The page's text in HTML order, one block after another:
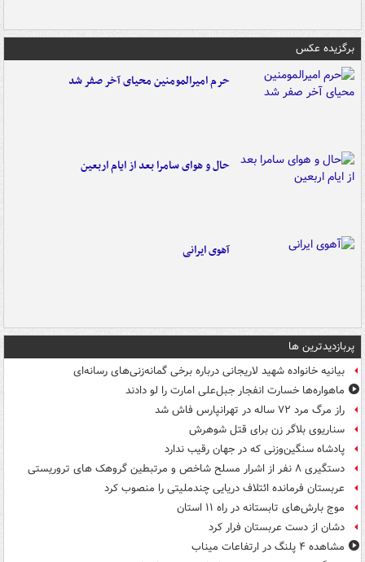
برگزیده عکس
حرم امیرالمومنین محیای آخر صفر شد
حال و هوای سامرا بعد از ایام اربعین
آهوی ایرانی
پربازدیدترین ها
بیانیه خانواده شهید لاریجانی درباره برخی گمانه‌زنی‌های رسانه‌ای
ماهواره‌ها خسارت انفجار جبل‌علی امارت را لو دادند
راز مرگ مرد ۷۲ ساله در تهرانپارس فاش شد
سناریوی بلاگر زن برای قتل شوهرش
پادشاه سنگین‌وزنی که در جهان رقیب ندارد
دستگیری ۸ نفر از اشرار مسلح شاخص و مرتبطین گروهک های تروریستی
عربستان فرمانده ائتلاف دریایی چندملیتی را منصوب کرد
موج بارش‌های تابستانه در راه ۱۱ استان
دشان از دست عربستان فرار کرد
مشاهده ۴ پلنگ در ارتفاعات میناب